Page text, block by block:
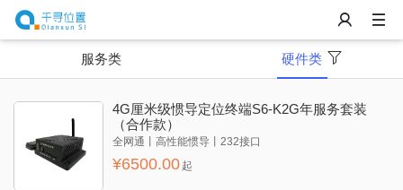
服务类 硬件类
4G厘米级惯导定位终端S6-K2G年服务套装
（合作款）
全网通丨高性能惯导丨232接口
¥6500.00 起